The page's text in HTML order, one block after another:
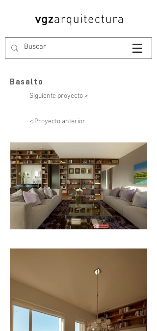
Basalto
Siguiente proyecto >
< Proyecto anterior